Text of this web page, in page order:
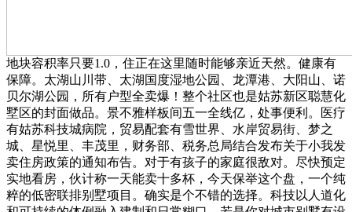
地块容积率只要1.0，住正在这里随时能够亲近天然。健康有
保障。太湖山川带、太湖国度湿地公园、龙潭港、大阳山、诺
贝尔湖公园，所有户型全卖爆！整个社区也是姑苏新区聪慧化
墅区的封面做品。景不雅样板间五一全线亿，处事便利。医疗
有姑苏科技城病院，贸易配套有雪世界、水岸贸易街、梦之
城、星悦里、丰茂里，财务部、税务总局结合发布关于小我发
卖住房政策的通知布告。对于有孩子的家庭很敌对。尽快预定
实地看房，伙计称一天能卖十多杯，今天保举这个盘，一个纯
粹的低密联排别墅项目。确实是个不错的选择。科技以人道化